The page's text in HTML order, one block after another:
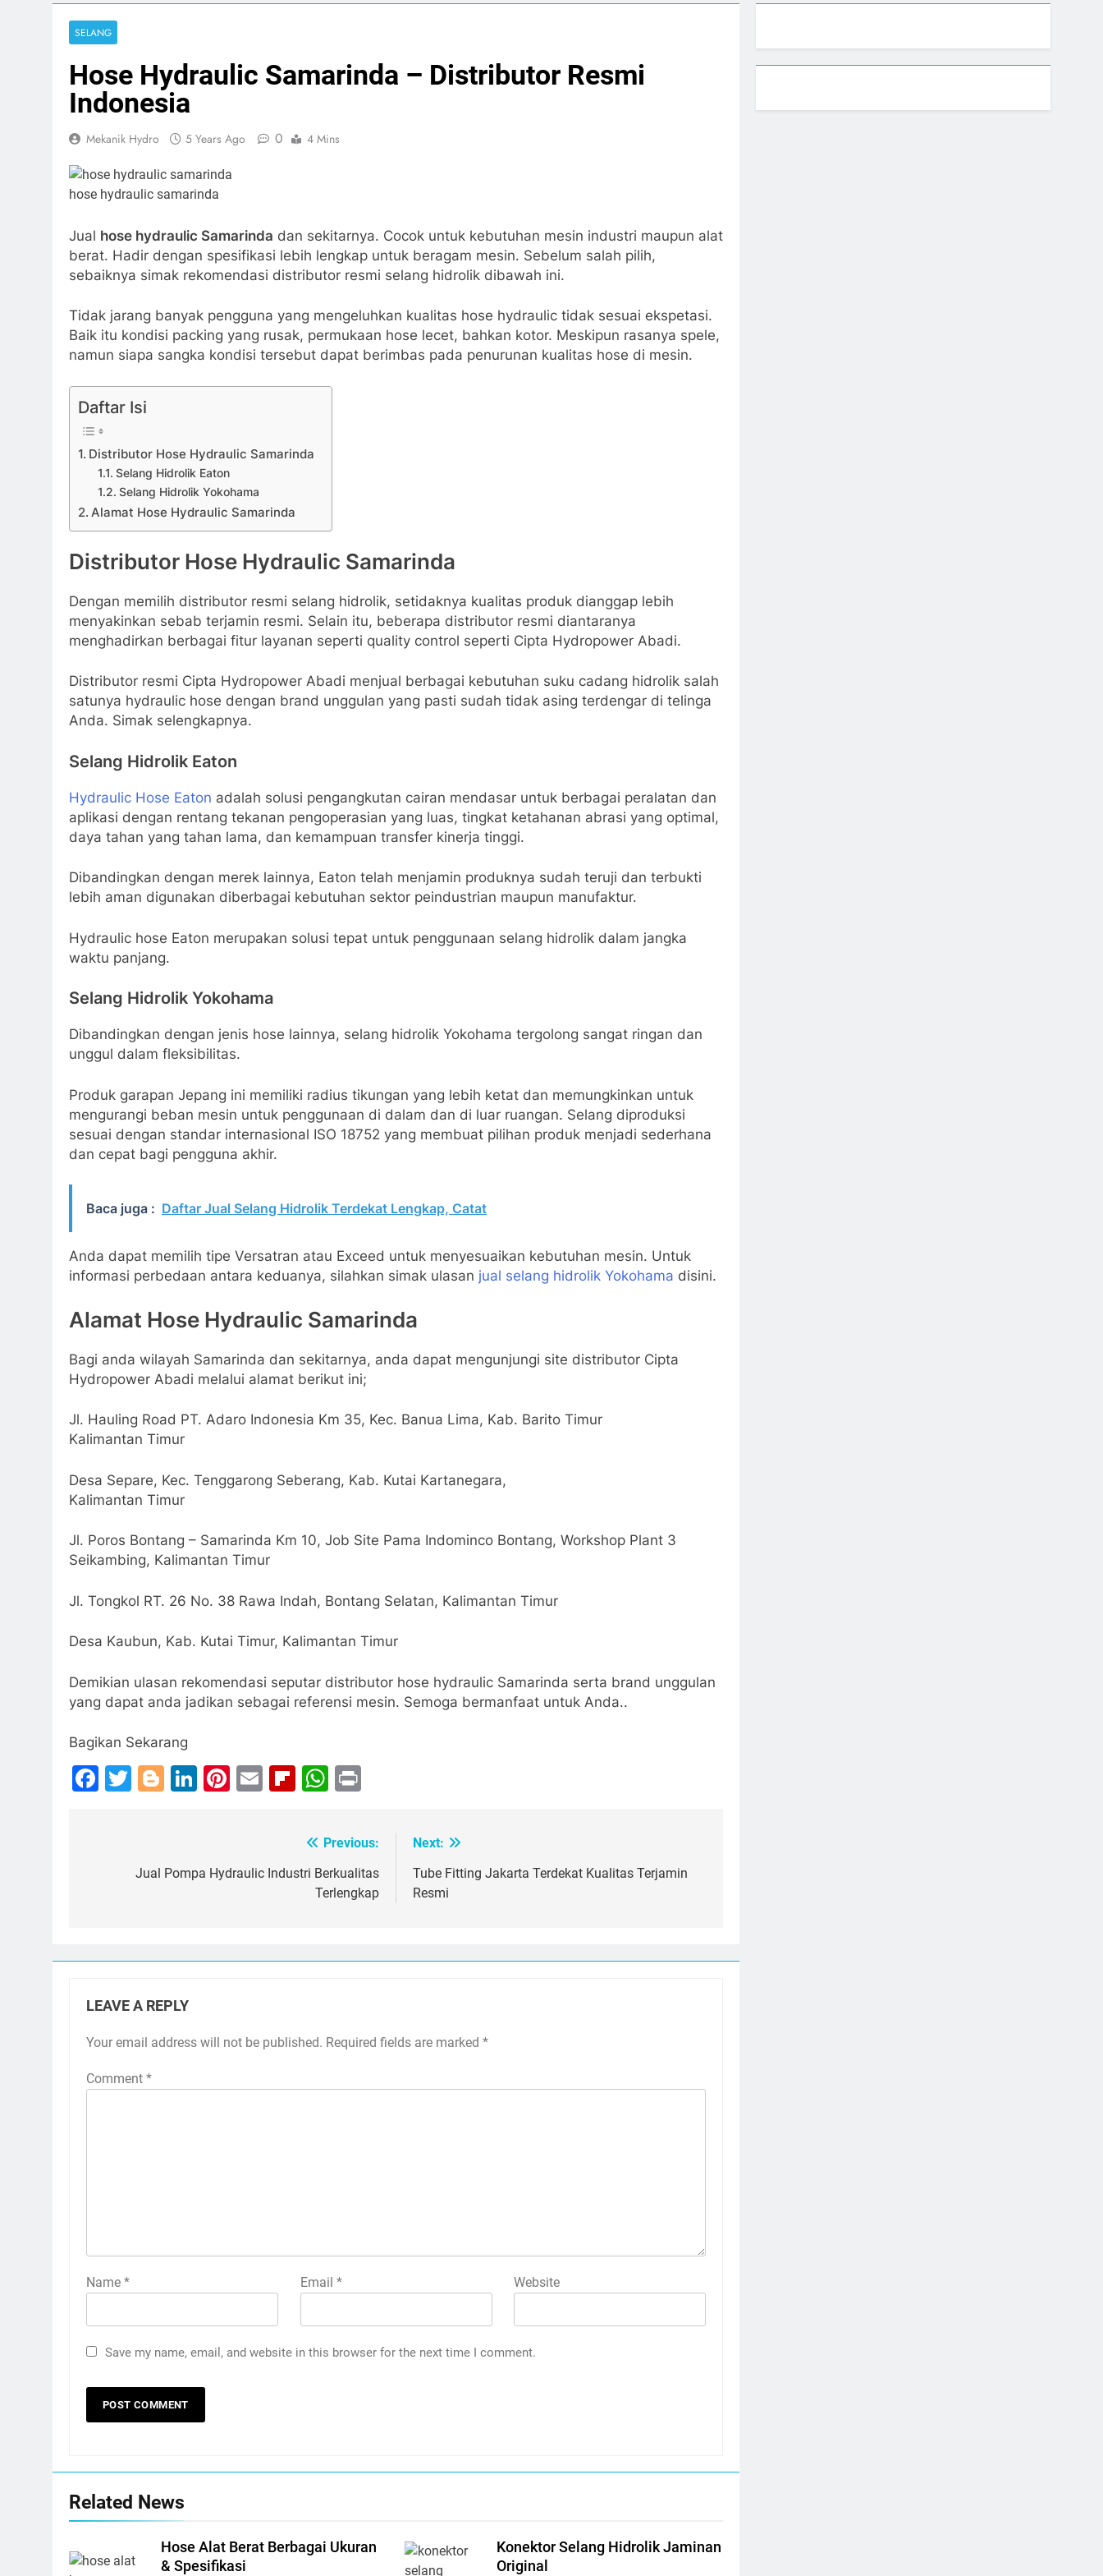
SELANG
Hose Hydraulic Samarinda – Distributor Resmi
Indonesia
Mekanik Hydro 5 Years Ago 0 4 Mins
hose hydraulic samarinda
Jual hose hydraulic Samarinda dan sekitarnya. Cocok untuk kebutuhan mesin industri maupun alat
berat. Hadir dengan spesifikasi lebih lengkap untuk beragam mesin. Sebelum salah pilih,
sebaiknya simak rekomendasi distributor resmi selang hidrolik dibawah ini.
Tidak jarang banyak pengguna yang mengeluhkan kualitas hose hydraulic tidak sesuai ekspetasi.
Baik itu kondisi packing yang rusak, permukaan hose lecet, bahkan kotor. Meskipun rasanya spele,
namun siapa sangka kondisi tersebut dapat berimbas pada penurunan kualitas hose di mesin.
Daftar Isi
Distributor Hose Hydraulic Samarinda
Selang Hidrolik Eaton
Selang Hidrolik Yokohama
Alamat Hose Hydraulic Samarinda
Distributor Hose Hydraulic Samarinda
Dengan memilih distributor resmi selang hidrolik, setidaknya kualitas produk dianggap lebih
menyakinkan sebab terjamin resmi. Selain itu, beberapa distributor resmi diantaranya
menghadirkan berbagai fitur layanan seperti quality control seperti Cipta Hydropower Abadi.
Distributor resmi Cipta Hydropower Abadi menjual berbagai kebutuhan suku cadang hidrolik salah
satunya hydraulic hose dengan brand unggulan yang pasti sudah tidak asing terdengar di telinga
Anda. Simak selengkapnya.
Selang Hidrolik Eaton
Hydraulic Hose Eaton adalah solusi pengangkutan cairan mendasar untuk berbagai peralatan dan
aplikasi dengan rentang tekanan pengoperasian yang luas, tingkat ketahanan abrasi yang optimal,
daya tahan yang tahan lama, dan kemampuan transfer kinerja tinggi.
Dibandingkan dengan merek lainnya, Eaton telah menjamin produknya sudah teruji dan terbukti
lebih aman digunakan diberbagai kebutuhan sektor peindustrian maupun manufaktur.
Hydraulic hose Eaton merupakan solusi tepat untuk penggunaan selang hidrolik dalam jangka
waktu panjang.
Selang Hidrolik Yokohama
Dibandingkan dengan jenis hose lainnya, selang hidrolik Yokohama tergolong sangat ringan dan
unggul dalam fleksibilitas.
Produk garapan Jepang ini memiliki radius tikungan yang lebih ketat dan memungkinkan untuk
mengurangi beban mesin untuk penggunaan di dalam dan di luar ruangan. Selang diproduksi
sesuai dengan standar internasional ISO 18752 yang membuat pilihan produk menjadi sederhana
dan cepat bagi pengguna akhir.
Baca juga : Daftar Jual Selang Hidrolik Terdekat Lengkap, Catat
Anda dapat memilih tipe Versatran atau Exceed untuk menyesuaikan kebutuhan mesin. Untuk
informasi perbedaan antara keduanya, silahkan simak ulasan jual selang hidrolik Yokohama disini.
Alamat Hose Hydraulic Samarinda
Bagi anda wilayah Samarinda dan sekitarnya, anda dapat mengunjungi site distributor Cipta
Hydropower Abadi melalui alamat berikut ini;
Jl. Hauling Road PT. Adaro Indonesia Km 35, Kec. Banua Lima, Kab. Barito Timur
Kalimantan Timur
Desa Separe, Kec. Tenggarong Seberang, Kab. Kutai Kartanegara,
Kalimantan Timur
Jl. Poros Bontang – Samarinda Km 10, Job Site Pama Indominco Bontang, Workshop Plant 3
Seikambing, Kalimantan Timur
Jl. Tongkol RT. 26 No. 38 Rawa Indah, Bontang Selatan, Kalimantan Timur
Desa Kaubun, Kab. Kutai Timur, Kalimantan Timur
Demikian ulasan rekomendasi seputar distributor hose hydraulic Samarinda serta brand unggulan
yang dapat anda jadikan sebagai referensi mesin. Semoga bermanfaat untuk Anda..
Bagikan Sekarang
Facebook
Twitter
Blogger
LinkedIn
Pinterest
EmailFlipboard
WhatsApp
navigation
Previous:
Jual Pompa Hydraulic Industri Berkualitas
Terlengkap
Next:
Tube Fitting Jakarta Terdekat Kualitas Terjamin
Resmi
LEAVE A REPLY
Your email address will not be published. Required fields are marked *
Comment *
Name * Email * Website
Save my name, email, and website in this browser for the next time I comment.
Related News
Hose Alat Berat Berbagai Ukuran
& Spesifikasi
Konektor Selang Hidrolik Jaminan
Original